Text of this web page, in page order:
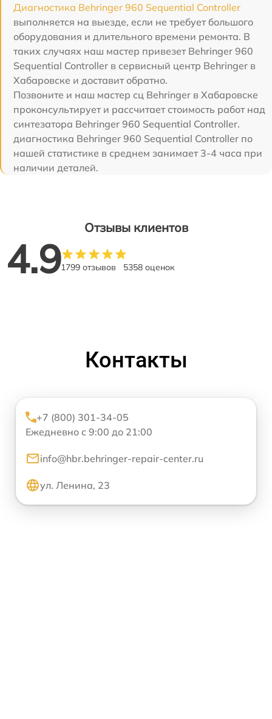
Диагностика Behringer 960 Sequential Controller
выполняется на выезде, если не требует большого
оборудования и длительного времени ремонта. В
таких случаях наш мастер привезет Behringer 960
Sequential Controller в сервисный центр Behringer в
Хабаровске и доставит обратно.
Позвоните и наш мастер сц Behringer в Хабаровске
проконсультирует и рассчитает стоимость работ над
синтезатора Behringer 960 Sequential Controller.
диагностика Behringer 960 Sequential Controller по
нашей статистике в среднем занимает 3-4 часа при
наличии деталей.
Отзывы клиентов
4.91799 отзывов 5358 оценок
Контакты
+7 (800) 301-34-05
Ежедневно с 9:00 до 21:00
info@hbr.behringer-repair-center.ru
ул. Ленина, 23